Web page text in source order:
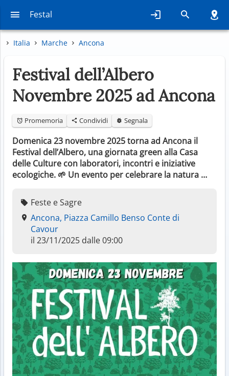
Festal
Italia Marche Ancona
Festival dell’Albero
Novembre 2025 ad Ancona
Promemoria Condividi Segnala
Domenica 23 novembre 2025 torna ad Ancona il
Festival dell’Albero, una giornata green alla Casa
delle Culture con laboratori, incontri e iniziative
ecologiche. 🌱 Un evento per celebrare la natura …
Feste e Sagre
Ancona, Piazza Camillo Benso Conte di
Cavour
il 23/11/2025 dalle 09:00